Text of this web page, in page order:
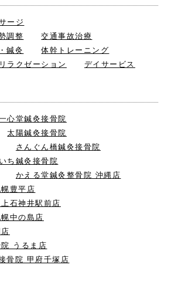
ージ
調整
交通事故治療
鍼灸
体幹トレーニング
リラクゼーション デイサービス
心堂鍼灸接骨院
太陽鍼灸接骨院
さんぐん橋鍼灸接骨院
ち鍼灸接骨院
かえる堂鍼灸整骨院 沖縄店
豊平店
石神井駅前店
中の島店
うるま店
骨院 甲府千塚店